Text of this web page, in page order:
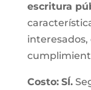
escritura
interesados,
Costo: SÍ.